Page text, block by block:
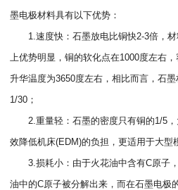
墨电极材料具有以下优势：
1.速度快：石墨放电比铜快2-3倍，材
上优势明显，铜的软化点在1000度左右
升华温度为3650度左右，相比而言，石
1/30；
2.重量轻：石墨的密度只有铜的1/5，
效降低机床(EDM)的负担，更适用于大型
3.损耗小：由于火花油中含有C原子，
油中的C原子被分解出来，而在石墨电极